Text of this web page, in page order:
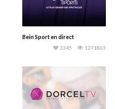
Bein Sport en direct
1271803
3345